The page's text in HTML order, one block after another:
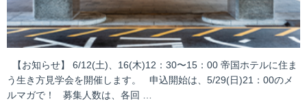
【お知らせ】 6/12(土)、16(木)12：30〜15：00 帝国ホテルに住ま
う生き方見学会を開催します。 申込開始は、5/29(日)21：00のメ
ルマガで！ 募集人数は、各回 …